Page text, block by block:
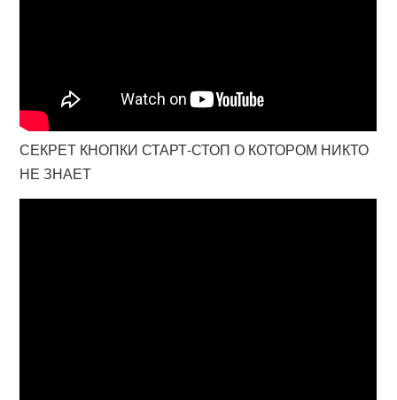
СЕКРЕТ КНОПКИ СТАРТ-СТОП О КОТОРОМ НИКТО
НЕ ЗНАЕТ